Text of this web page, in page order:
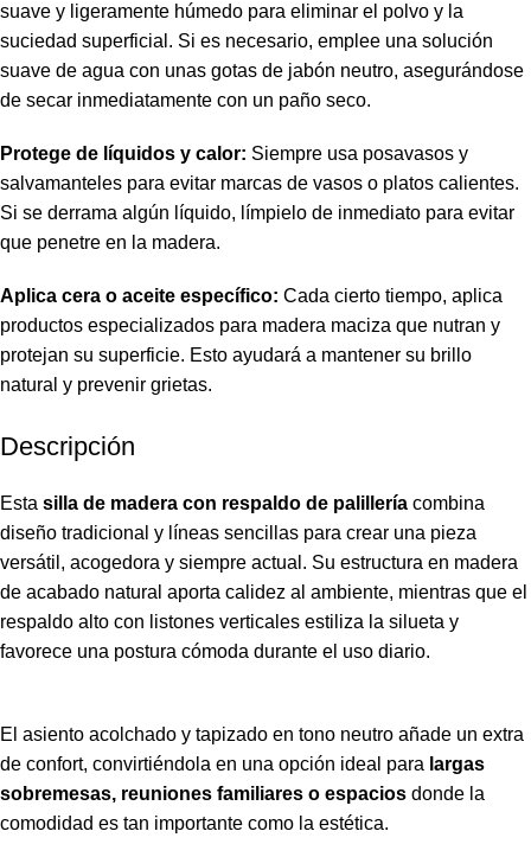
suave y ligeramente húmedo para eliminar el polvo y la
suciedad superficial. Si es necesario, emplee una solución
suave de agua con unas gotas de jabón neutro, asegurándose
de secar inmediatamente con un paño seco.
Protege de líquidos y calor: Siempre usa posavasos y
salvamanteles para evitar marcas de vasos o platos calientes.
Si se derrama algún líquido, límpielo de inmediato para evitar
que penetre en la madera.
Aplica cera o aceite específico: Cada cierto tiempo, aplica
productos especializados para madera maciza que nutran y
protejan su superficie. Esto ayudará a mantener su brillo
natural y prevenir grietas.
Descripción
Esta silla de madera con respaldo de palillería combina
diseño tradicional y líneas sencillas para crear una pieza
versátil, acogedora y siempre actual. Su estructura en madera
de acabado natural aporta calidez al ambiente, mientras que el
respaldo alto con listones verticales estiliza la silueta y
favorece una postura cómoda durante el uso diario.
El asiento acolchado y tapizado en tono neutro añade un extra
de confort, convirtiéndola en una opción ideal para largas
sobremesas, reuniones familiares o espacios donde la
comodidad es tan importante como la estética.